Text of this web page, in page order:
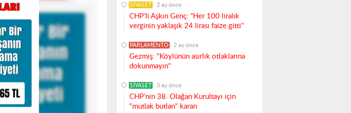
SİYASET 2 ay önce
CHP’li Aşkın Genç: “Her 100 liralık
verginin yaklaşık 24 lirası faize gitti”
PARLAMENTO 2 ay önce
Gezmiş: "Köylünün asırlık otlaklarına
dokunmayın"
SİYASET 3 ay önce
CHP’nin 38. Olağan Kurultayı için
"mutlak butlan" kararı